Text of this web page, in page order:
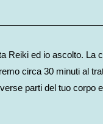
Reiki ed io ascolto. La
circa 30 minuti al
parti del tuo corpo